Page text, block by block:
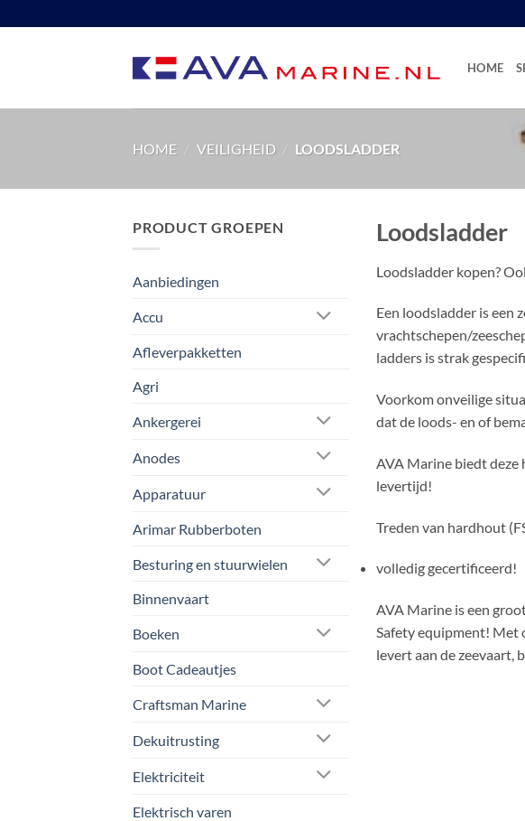
naar
HOME
HOME / VEILIGHEID / LOODSLADDER
PRODUCT GROEPEN
Aanbiedingen
Accu
Afleverpakketten
Agri
Ankergerei
Anodes
Apparatuur
Arimar Rubberboten
Besturing en stuurwielen
Binnenvaart
Boeken
Boot Cadeautjes
Craftsman Marine
Dekuitrusting
Elektriciteit
Elektrisch varen
Loodsladder
Loodsladder kopen?
Een loodsladder is een
vrachtschepen/
ladders is strak
Voorkom onveilige
dat de loods- en of
AVA Marine biedt deze
levertijd!
Treden van hardhout
volledig gecertificeerd!
AVA Marine is een
Safety equipment! Met
levert aan de zeevaart,